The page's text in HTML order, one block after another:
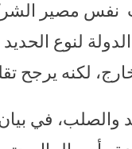
مصير
لنوع
لكنه يرجح
في